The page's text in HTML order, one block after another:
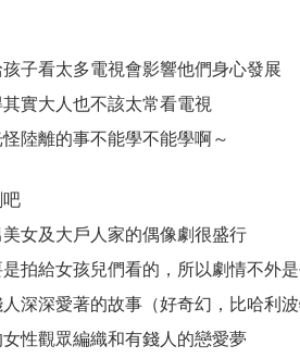
子看太多電視會影響他們身心發展
實大人也不該太常看電視
陸離的事不能學不能學啊～
女及大戶人家的偶像劇很盛行
拍給女孩兒們看的，所以劇情不外
深深愛著的故事（好奇幻，比哈利
性觀眾編織和有錢人的戀愛夢